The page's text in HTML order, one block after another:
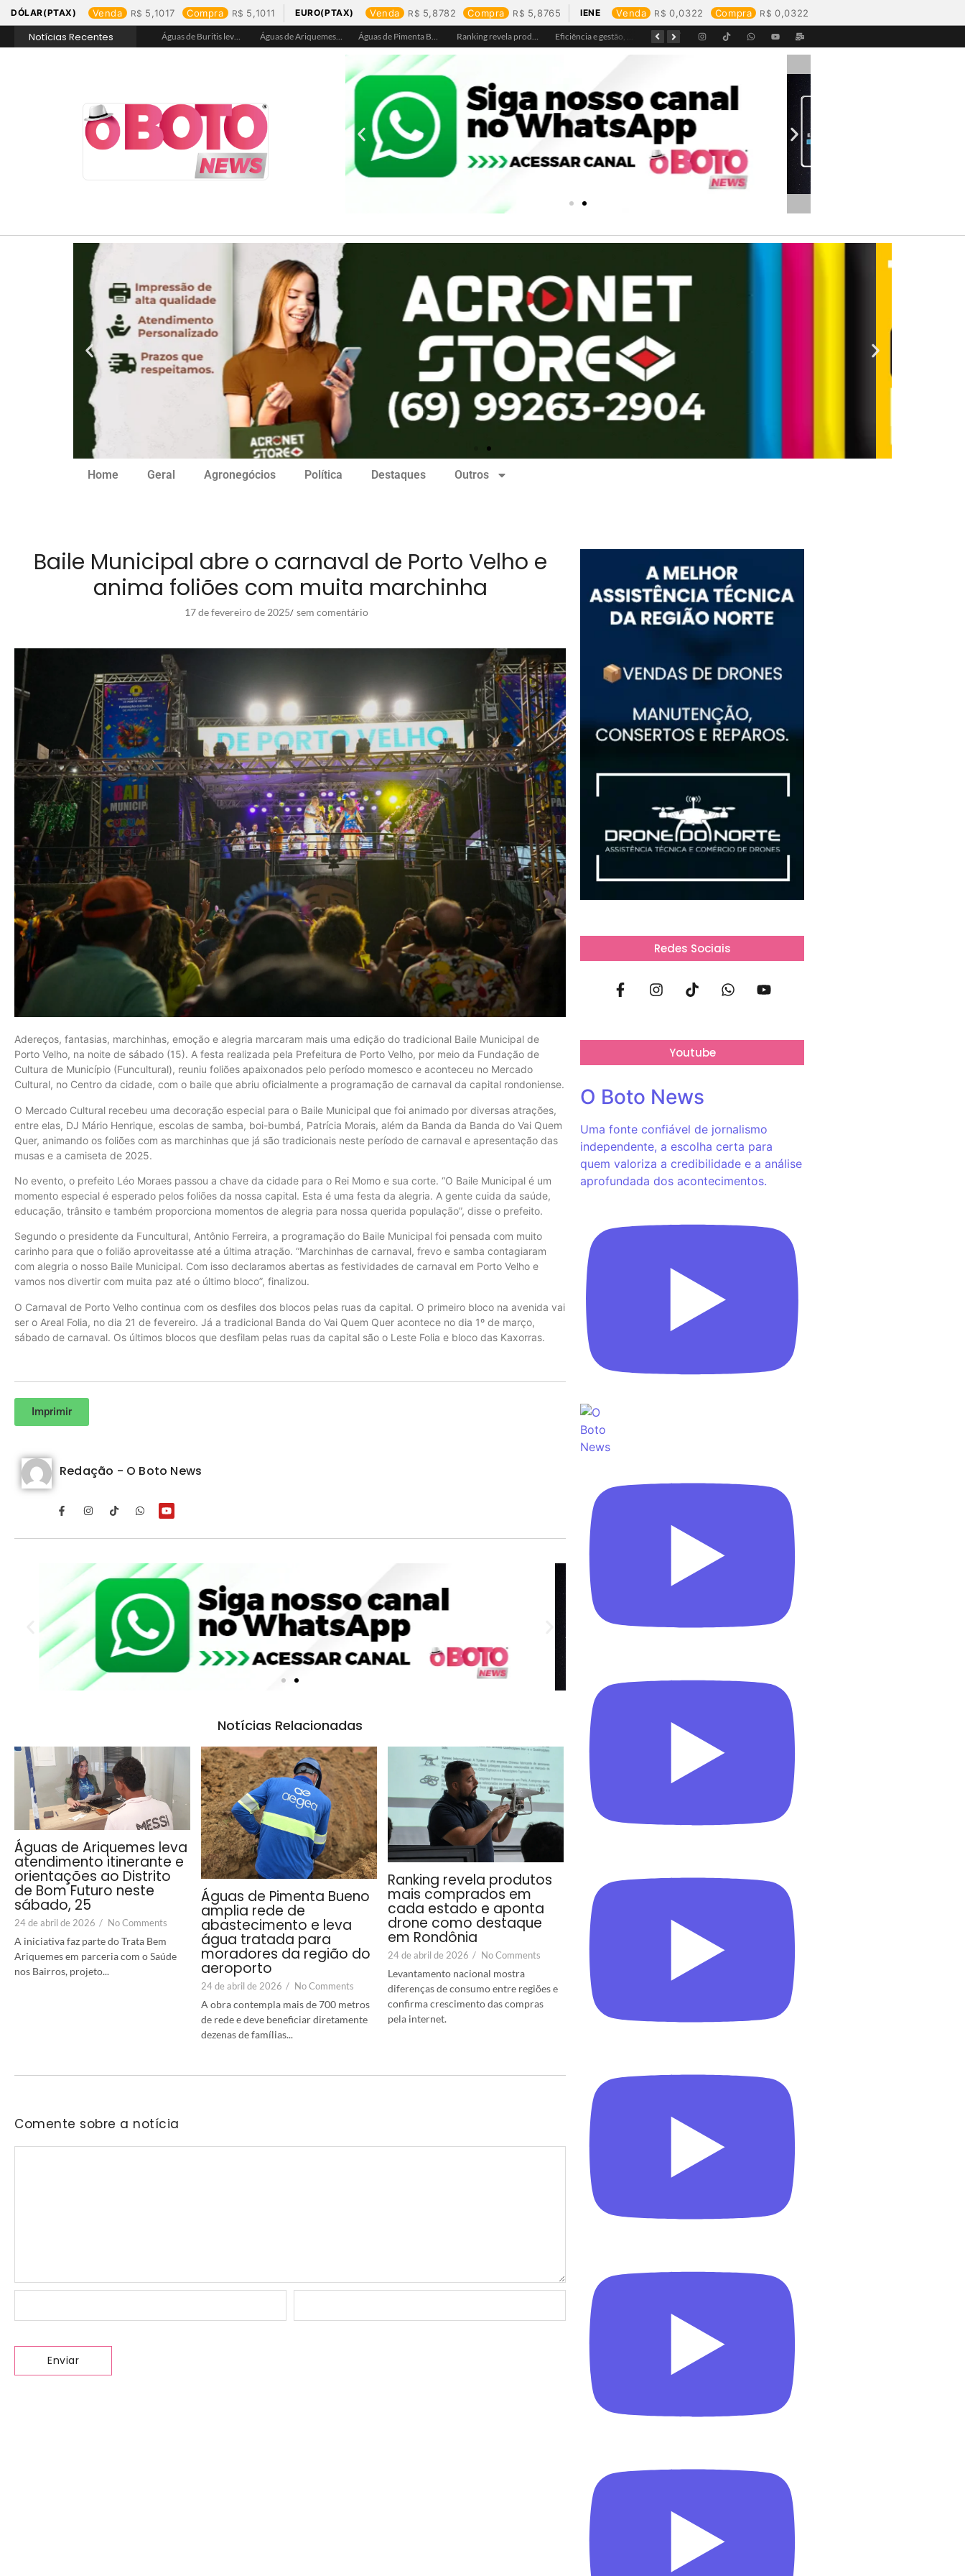
DÓLAR(PTAX) Venda 5,1017 Compra 5,1011 EURO(PTAX) Venda 5,8782 Compra 5,8765 IENE Venda 0,0322 Compra 0,0322
Notícias Recentes
Águas de Jaru garante hidratação e assegura acesso a água tratada na Praça de Alimentação durante Barco Cross Águas de Buritis leva hidratação e conscientização ao Festival de Flores de Holambra Águas de Ariquemes leva atendimento itinerante e orientações ao Distrito de Bom Futuro neste sábado, 25 Águas de Pimenta Bueno amplia rede de abastecimento e leva água tratada para moradores da região do aeroporto Ranking revela produtos mais comprados em cada estado e aponta drone como destaque em Rondônia Eficiência e gestão, Buritis se torna referência em controle de perdas de água Equipes da Aegea Rondônia passam por treinamento de prevenção e combate a princípios de incêndio e segurança no trabalho com inflamáveis Começa o Festival Peixes da Amazônia na Estrada de Ferro Madeira-Mamoré
Home Geral Agronegócios Política Destaques Outros
Baile Municipal abre o carnaval de Porto Velho e
anima foliões com muita marchinha
17 de fevereiro de 2025/ sem comentário
Adereços, fantasias, marchinhas, emoção e alegria marcaram mais uma edição do tradicional Baile Municipal de
Porto Velho, na noite de sábado (15). A festa realizada pela Prefeitura de Porto Velho, por meio da Fundação de
Cultura de Município (Funcultural), reuniu foliões apaixonados pelo período momesco e aconteceu no Mercado
Cultural, no Centro da cidade, com o baile que abriu oficialmente a programação de carnaval da capital rondoniense.
O Mercado Cultural recebeu uma decoração especial para o Baile Municipal que foi animado por diversas atrações,
entre elas, DJ Mário Henrique, escolas de samba, boi-bumbá, Patrícia Morais, além da Banda da Banda do Vai Quem
Quer, animando os foliões com as marchinhas que já são tradicionais neste período de carnaval e apresentação das
musas e a camiseta de 2025.
No evento, o prefeito Léo Moraes passou a chave da cidade para o Rei Momo e sua corte. “O Baile Municipal é um
momento especial é esperado pelos foliões da nossa capital. Esta é uma festa da alegria. A gente cuida da saúde,
educação, trânsito e também proporciona momentos de alegria para nossa querida população”, disse o prefeito.
Segundo o presidente da Funcultural, Antônio Ferreira, a programação do Baile Municipal foi pensada com muito
carinho para que o folião aproveitasse até a última atração. “Marchinhas de carnaval, frevo e samba contagiaram
com alegria o nosso Baile Municipal. Com isso declaramos abertas as festividades de carnaval em Porto Velho e
vamos nos divertir com muita paz até o último bloco”, finalizou.
O Carnaval de Porto Velho continua com os desfiles dos blocos pelas ruas da capital. O primeiro bloco na avenida vai
ser o Areal Folia, no dia 21 de fevereiro. Já a tradicional Banda do Vai Quem Quer acontece no dia 1º de março,
sábado de carnaval. Os últimos blocos que desfilam pelas ruas da capital são o Leste Folia e bloco das Kaxorras.
Imprimir
Redação - O Boto News
Notícias Relacionadas
Águas de Ariquemes leva
atendimento itinerante e
orientações ao Distrito
de Bom Futuro neste
sábado, 25
24 de abril de 2026 / No Comments
A iniciativa faz parte do Trata Bem
Ariquemes em parceria com o Saúde
nos Bairros, projeto...
Águas de Pimenta Bueno
amplia rede de
abastecimento e leva
água tratada para
moradores da região do
aeroporto
24 de abril de 2026 / No Comments
A obra contempla mais de 700 metros
de rede e deve beneficiar diretamente
dezenas de famílias...
Ranking revela produtos
mais comprados em
cada estado e aponta
drone como destaque
em Rondônia
24 de abril de 2026 / No Comments
Levantamento nacional mostra
diferenças de consumo entre regiões e
confirma crescimento das compras
pela internet.
Comente sobre a notícia
Redes Sociais
Youtube
O Boto News
Uma fonte confiável de jornalismo
independente, a escolha certa para
quem valoriza a credibilidade e a análise
aprofundada dos acontecimentos.